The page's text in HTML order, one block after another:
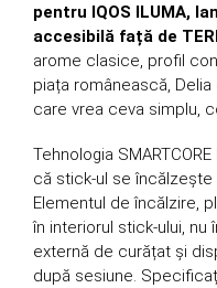
pentru IQOS ILUMA,
accesibilă față de
arome clasice, profil
piața românească,
care vrea ceva simplu,
Tehnologia
că stick-ul se
Elementul de încălzire,
în interiorul stick-ului, nu
externă de curățat și
după sesiune.